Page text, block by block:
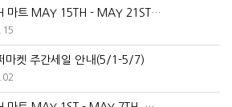
마트 MAY 15TH - MAY 21ST…
마켓 주간세일 안내(5/1-5/7)